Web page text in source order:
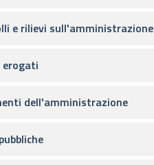
e rilievi sull'amministrazione
erogati
dell'amministrazione